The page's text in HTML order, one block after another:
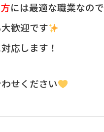
には最適な職業なので
歓迎です
応します！
せください